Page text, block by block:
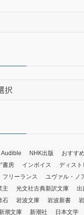
Audible NHK出版 おすす
書房 インボイス
ディスト
フリーランス ユヴァル・ノ
主 光文社古典新訳文庫 出
石 岩波文庫 岩波新書
潮文庫 新潮社 日本文学